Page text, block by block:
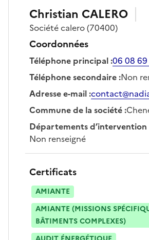
Christian CALERO
Sociétécalero(70400)
Coordonnées
Téléphone principal:06 08
Téléphone secondaire:Non
Adresse e-mail:
Commune de la société:
Départements d’intervention
Non renseigné
Certificats
AMIANTE
AMIANTE (MISSIONS
BÂTIMENTS COMPLEXES)